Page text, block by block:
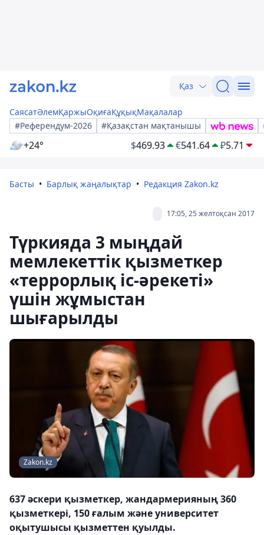
Қаз
СаясатӘлемҚаржыОқиғаҚұқықМақалалар
#Референдум-2026
#Қазақстан мақтанышы
+24° $469.93 €541.64 ₽5.71
Басты Барлық жаңалықтар Редакция Zakon.kz
17:05, 25 желтоқсан 2017
Түркияда 3 мыңдай
мемлекеттік қызметкер
«террорлық іс-әрекеті»
үшін жұмыстан
шығарылды
Zakon.kz
637 әскери қызметкер, жандармерияның 360
қызметкері, 150 ғалым және университет
оқытушысы қызметтен қуылды.